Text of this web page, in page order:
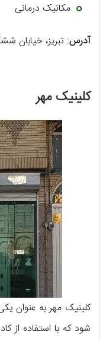
مکانیک درمانی
آدرس: تبریز، خیابان
کلینیک مهر
کلینیک مهر به عنوان
شود که با استفاده از